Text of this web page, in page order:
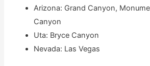
Arizona: Grand Canyon,
Canyon
Uta: Bryce Canyon
Nevada: Las Vegas